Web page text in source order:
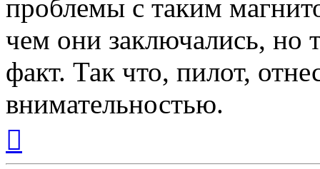
проблемы с таким
чем они заключались, но
факт. Так что, пилот,
внимательностью.
началу